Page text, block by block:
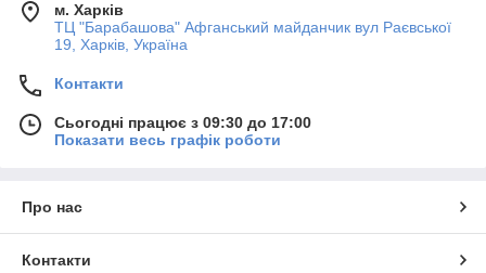
м. Харків
ТЦ "Барабашова" Афганський майданчик вул Раєвської
19, Харків, Україна
Контакти
Сьогодні працює з 09:30 до 17:00
Показати весь графік роботи
Про нас
Контакти